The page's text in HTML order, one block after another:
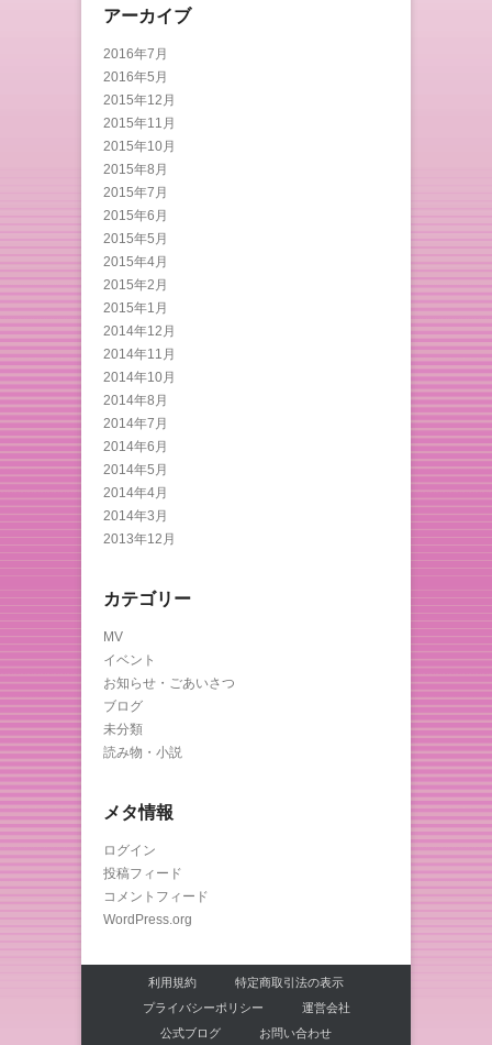
アーカイブ
2016年7月
2016年5月
2015年12月
2015年11月
2015年10月
2015年8月
2015年7月
2015年6月
2015年5月
2015年4月
2015年2月
2015年1月
2014年12月
2014年11月
2014年10月
2014年8月
2014年7月
2014年6月
2014年5月
2014年4月
2014年3月
2013年12月
カテゴリー
MV
イベント
お知らせ・ごあいさつ
ブログ
未分類
読み物・小説
メタ情報
ログイン
投稿フィード
コメントフィード
WordPress.org
利用規約
特定商取引法の表示
プライバシーポリシー
運営会社
公式ブログ
お問い合わせ